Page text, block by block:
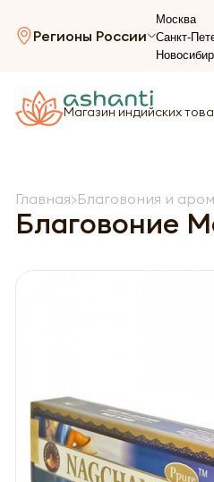
Регионы России
Москва
Санкт-
Магазин индийских
Главная Благовония и
Благовоние